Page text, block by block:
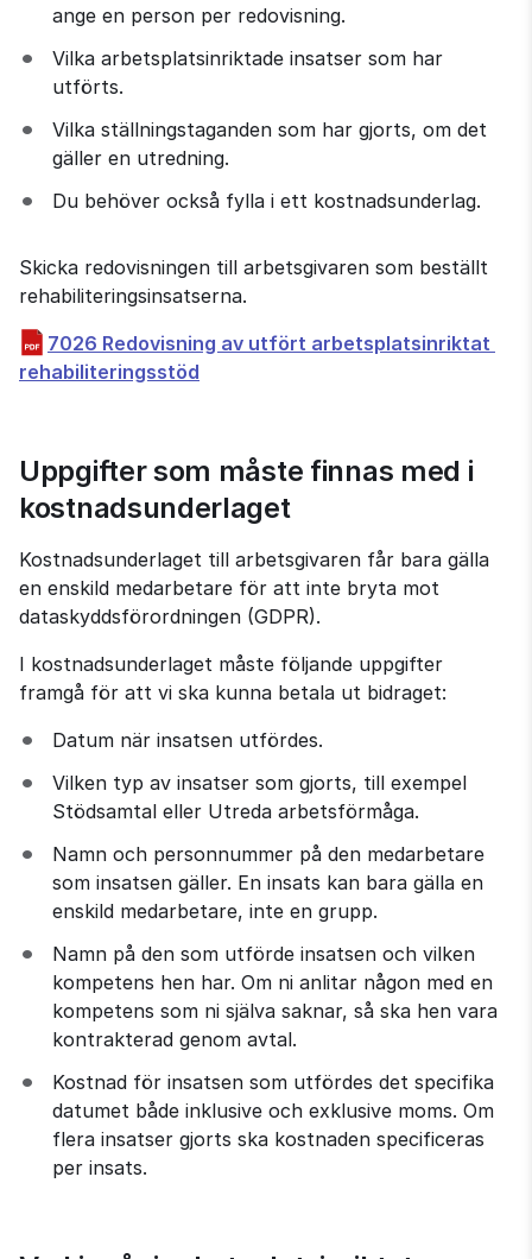
ange en person per redovisning.
Vilka arbetsplatsinriktade insatser som har
utförts.
Vilka ställningstaganden som har gjorts, om det
gäller en utredning.
Du behöver också fylla i ett kostnadsunderlag.
Skicka redovisningen till arbetsgivaren som beställt
rehabiliteringsinsatserna.
7026 Redovisning av utfört arbetsplatsinriktat
rehabiliteringsstöd
Uppgifter som måste finnas med i
kostnadsunderlaget
Kostnadsunderlaget till arbetsgivaren får bara gälla
en enskild medarbetare för att inte bryta mot
dataskyddsförordningen (GDPR).
I kostnadsunderlaget måste följande uppgifter
framgå för att vi ska kunna betala ut bidraget:
Datum när insatsen utfördes.
Vilken typ av insatser som gjorts, till exempel
Stödsamtal eller Utreda arbetsförmåga.
Namn och personnummer på den medarbetare
som insatsen gäller. En insats kan bara gälla en
enskild medarbetare, inte en grupp.
Namn på den som utförde insatsen och vilken
kompetens hen har. Om ni anlitar någon med en
kompetens som ni själva saknar, så ska hen vara
kontrakterad genom avtal.
Kostnad för insatsen som utfördes det specifika
datumet både inklusive och exklusive moms. Om
flera insatser gjorts ska kostnaden specificeras
per insats.